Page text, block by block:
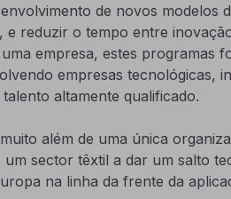
de novos modelos
e reduzir o tempo entre
empresa, estes programas
empresas tecnológicas,
altamente qualificado.
além de uma única
sector têxtil a dar um salto
na linha da frente da